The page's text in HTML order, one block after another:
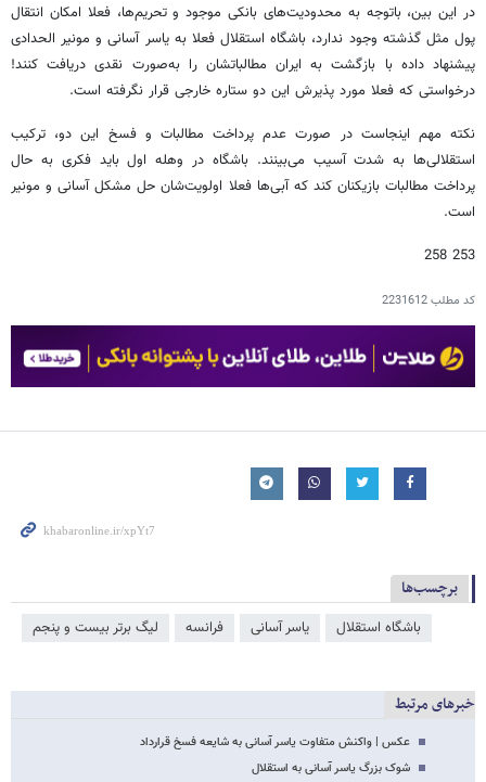
در این بین، باتوجه به محدودیت‌های بانکی موجود و تحریم‌ها، فعلا امکان انتقال
پول مثل گذشته وجود ندارد، باشگاه استقلال فعلا به یاسر آسانی و مونیر الحدادی
پیشنهاد داده با بازگشت به ایران مطالباتشان را به‌صورت نقدی دریافت کنند!
درخواستی که فعلا مورد پذیرش این دو ستاره خارجی قرار نگرفته است.
نکته مهم اینجاست در صورت عدم پرداخت مطالبات و فسخ این دو، ترکیب
استقلالی‌ها به شدت آسیب می‌بینند. باشگاه در وهله اول باید فکری به حال
پرداخت مطالبات بازیکنان کند که آبی‌ها فعلا اولویت‌شان حل مشکل آسانی و مونیر
است.
253 258
کد مطلب2231612
برچسب‌ها
باشگاه استقلال یاسر آسانی فرانسه لیگ برتر بیست و پنجم
خبرهای مرتبط
عکس | واکنش متفاوت یاسر آسانی به شایعه فسخ قرارداد
شوک بزرگ یاسر آسانی به استقلال